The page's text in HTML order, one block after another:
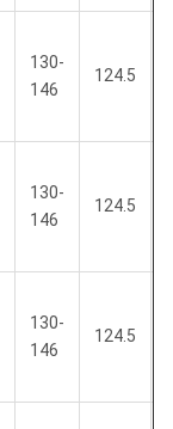
130-
146
124.5
130-
146
124.5
130-
146
124.5